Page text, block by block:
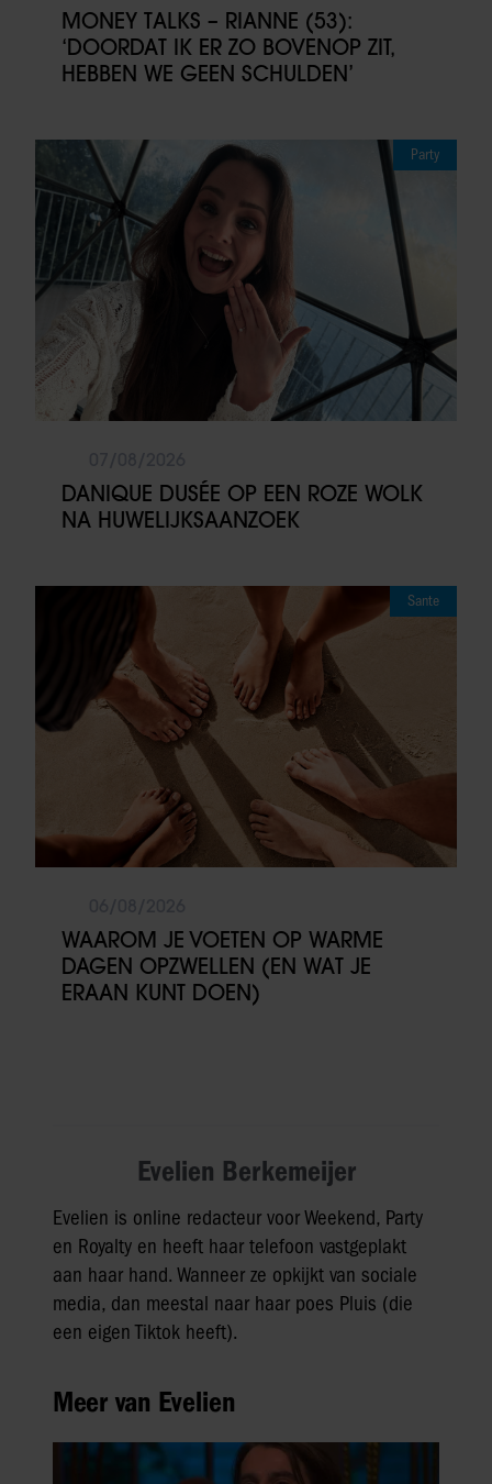
MONEY TALKS – RIANNE (53):
‘DOORDAT IK ER ZO BOVENOP ZIT,
HEBBEN WE GEEN SCHULDEN’
Party
DANIQUE DUSÉE OP EEN ROZE WOLK
NA HUWELIJKSAANZOEK
Sante
WAAROM JE VOETEN OP WARME
DAGEN OPZWELLEN (EN WAT JE
ERAAN KUNT DOEN)
Evelien Berkemeijer
Evelien is online redacteur voor Weekend, Party
en Royalty en heeft haar telefoon vastgeplakt
aan haar hand. Wanneer ze opkijkt van sociale
media, dan meestal naar haar poes Pluis (die
een eigen Tiktok heeft).
Meer van Evelien